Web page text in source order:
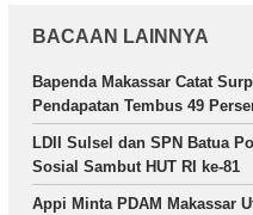
BACAAN LAINNYA
Bapenda Makassar Catat
Pendapatan Tembus 49
LDII Sulsel dan SPN Batua
Sosial Sambut HUT RI ke-81
Appi Minta PDAM Makassar